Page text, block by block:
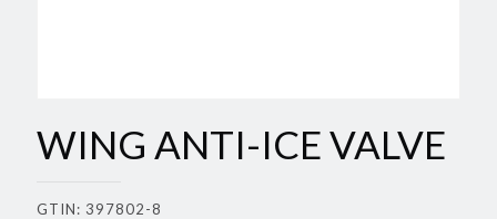
WING ANTI-ICE VALVE
GTIN: 397802-8